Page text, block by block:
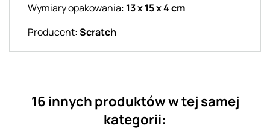
Wymiary opakowania: 13 x 15 x 4 cm
Producent:Scratch
16 innych produktów w tej samej
kategorii: